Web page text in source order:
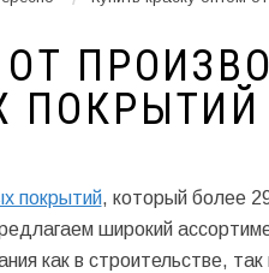
ПОКРЫТИЙ
покрытий, который более
широкий
как в строительстве,